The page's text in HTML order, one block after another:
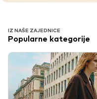
IZ NAŠE ZAJEDNICE
Popularne kategorije